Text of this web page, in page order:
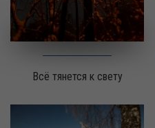
Всё тянется к свету